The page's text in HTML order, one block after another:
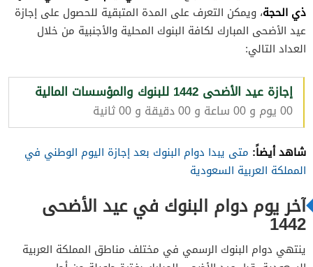
ذي الحجة، ويمكن التعرف على المدة المتبقية للحصول على إجازة
عيد الأضحى المبارك لكافة البنوك المحلية والأجنبية من خلال
العداد التالي:
إجازة عيد الأضحى 1442 للبنوك والمؤسسات المالية
00 يوم و 00 ساعة و 00 دقيقة و 00 ثانية
شاهد أيضاً: متى يبدا دوام البنوك بعد إجازة اليوم الوطني في
المملكة العربية السعودية
آخر يوم دوام البنوك في عيد الأضحى
1442
ينتهي دوام البنوك الرسمي في مختلف مناطق المملكة العربية